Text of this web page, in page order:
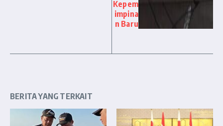
Kepem
impina
n Baru
BERITA YANG TERKAIT